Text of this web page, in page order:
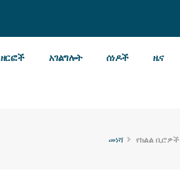
ዘርፎች አገልግሎት ሰነዶች ዜና
መነሻ የክልል ቢሮዎች